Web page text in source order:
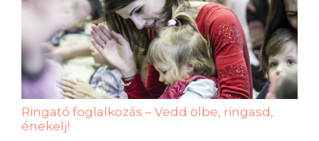
Ringató foglalkozás – Vedd ölbe, ringasd,
énekelj!